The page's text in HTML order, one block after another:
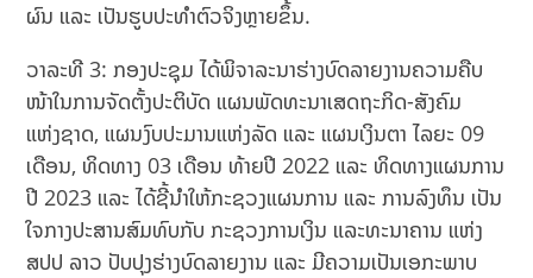
ຜົນ ແລະ ເປັນຮູບປະທໍາຕົວຈິງຫຼາຍຂຶ້ນ.
ວາລະທີ 3: ກອງປະຊຸມ ໄດ້ພິຈາລະນາຮ່າງບົດລາຍງານຄວາມຄືບ
ໜ້າໃນການຈັດຕັ້ງປະຕິບັດ ແຜນພັດທະນາເສດຖະກິດ-ສັງຄົມ
ແຫ່ງຊາດ, ແຜນງົບປະມານແຫ່ງລັດ ແລະ ແຜນເງິນຕາ ໄລຍະ 09
ເດືອນ, ທິດທາງ 03 ເດືອນ ທ້າຍປີ 2022 ແລະ ທິດທາງແຜນການ
ປີ 2023 ແລະ ໄດ້ຊີ້ນໍາໃຫ້ກະຊວງແຜນການ ແລະ ການລົງທຶນ ເປັນ
ໃຈກາງປະສານສົມທົບກັບ ກະຊວງການເງິນ ແລະທະນາຄານ ແຫ່ງ
ສປປ ລາວ ປັບປຸງຮ່າງບົດລາຍງານ ແລະ ມີຄວາມເປັນເອກະພາບ